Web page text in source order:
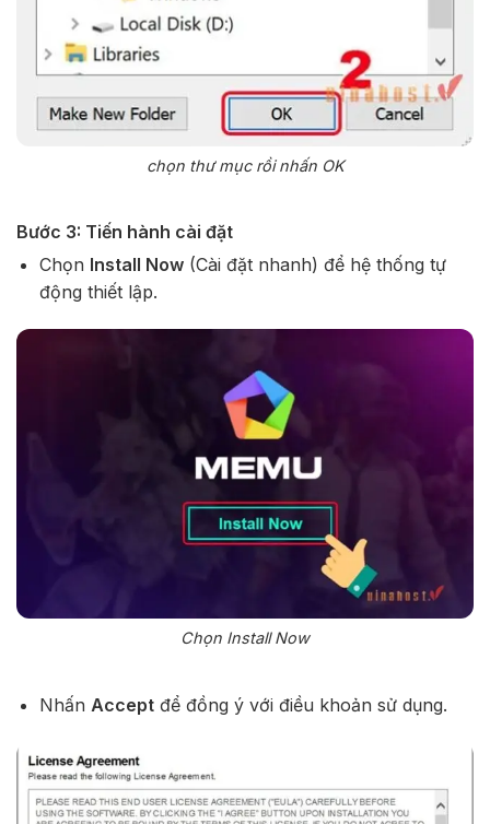
chọn thư mục rồi nhấn OK
Bước 3: Tiến hành cài đặt
Chọn Install Now(Cài đặt nhanh) để hệ thống tự
động thiết lập.
Chọn Install Now
Nhấn Acceptđể đồng ý với điều khoản sử dụng.